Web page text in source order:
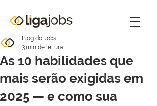
As 10 habilidades que
mais serão exigidas em
2025 — e como sua
Blog do Jobs
3 min de leitura